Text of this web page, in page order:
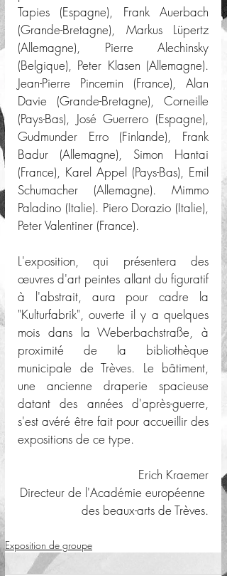
Tapies (Espagne), Frank Auerbach
(Grande-Bretagne), Markus Lüpertz
(Allemagne), Pierre Alechinsky
(Belgique), Peter Klasen (Allemagne).
Jean-Pierre Pincemin (France), Alan
Davie (Grande-Bretagne), Corneille
(Pays-Bas), José Guerrero (Espagne),
Gudmunder Erro (Finlande), Frank
Badur (Allemagne), Simon Hantai
(France), Karel Appel (Pays-Bas), Emil
Schumacher (Allemagne). Mimmo
Paladino (Italie). Piero Dorazio (Italie),
Peter Valentiner (France).
L'exposition, qui présentera des
œuvres d'art peintes allant du figuratif
à l'abstrait, aura pour cadre la
"Kulturfabrik", ouverte il y a quelques
mois dans la Weberbachstraße, à
proximité de la bibliothèque
municipale de Trèves. Le bâtiment,
une ancienne draperie spacieuse
datant des années d'après-guerre,
s'est avéré être fait pour accueillir des
expositions de ce type.
Erich Kraemer
Directeur de l'Académie européenne
des beaux-arts de Trèves.
Exposition de groupe